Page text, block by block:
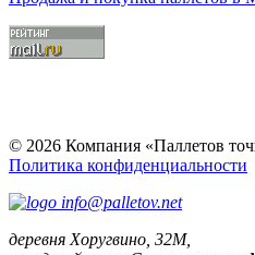
© 2026 Компания «Паллетов
Политика конфиденциальности
info@palletov.net
деревня Хоругвино, 32М,